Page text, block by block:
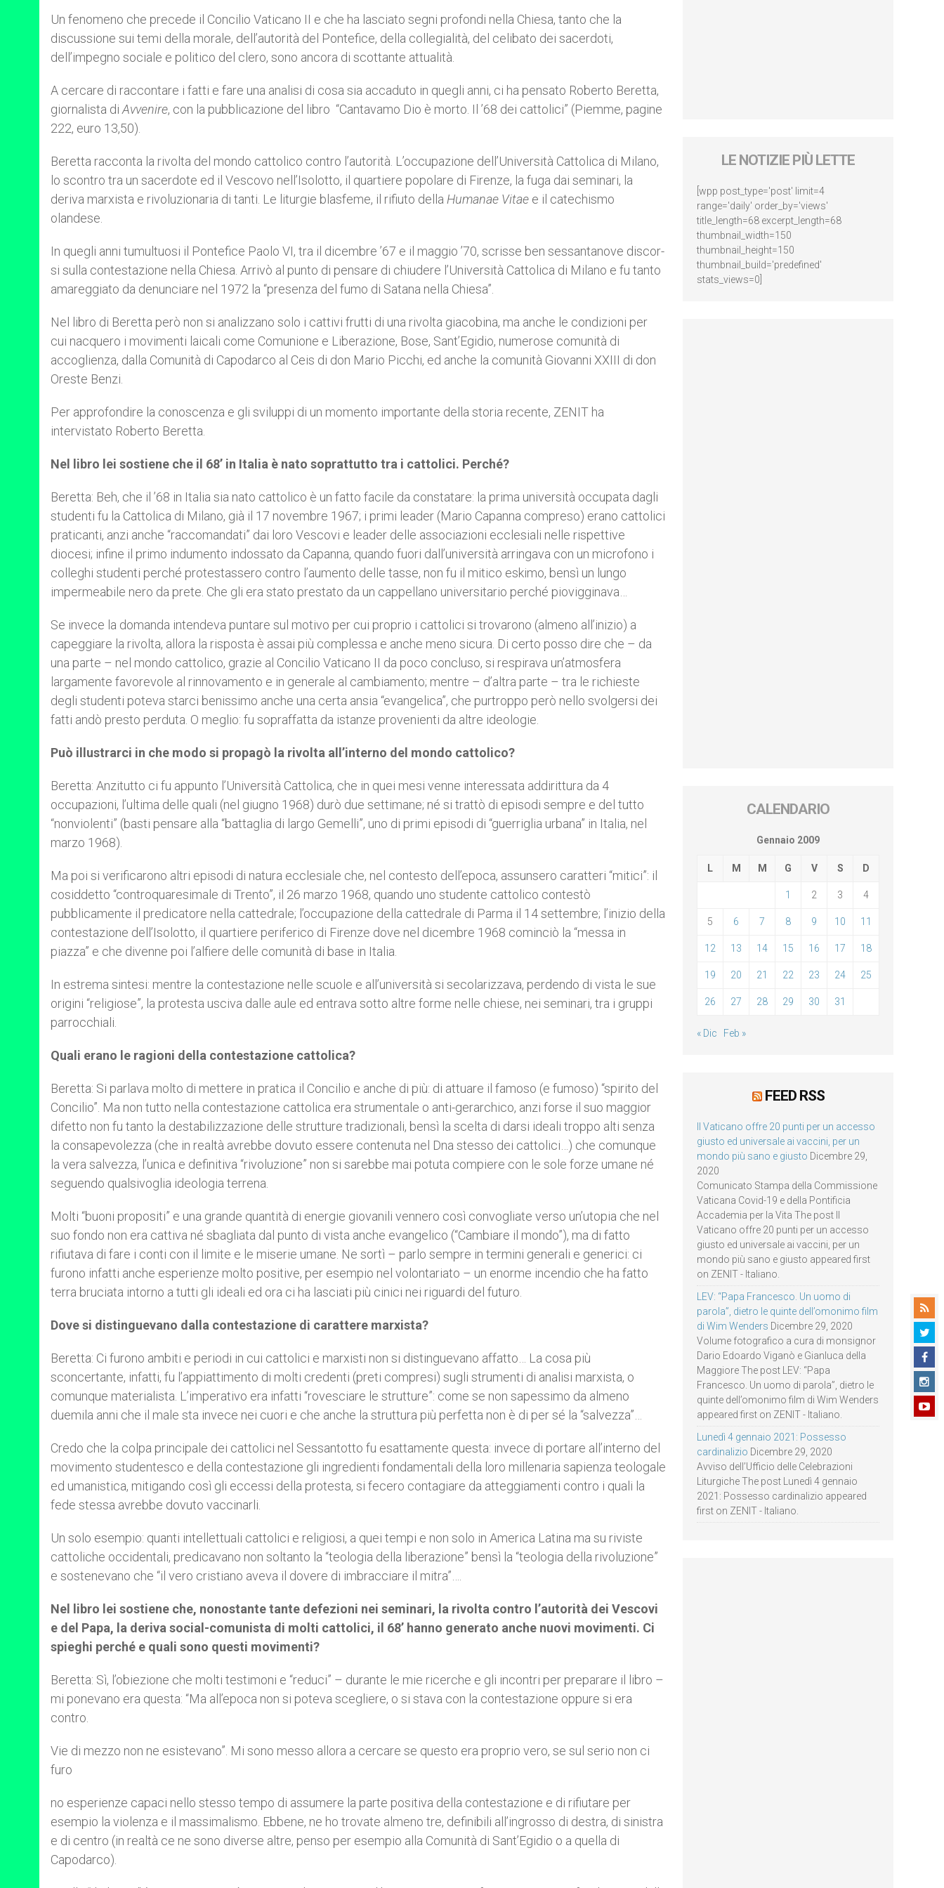
Un fenomeno che precede il Concilio Vaticano II e che ha lasciato segni profondi nella Chiesa, tanto che la
discussione sui temi della morale, dell’autorità del Pontefice, della collegialità, del celibato dei sacerdoti,
dell’impegno sociale e politico del clero, sono ancora di scottante attualità.
A cercare di raccontare i fatti e fare una analisi di cosa sia accaduto in quegli anni, ci ha pensato Roberto Beretta,
giornalista di Avvenire, con la pubblicazione del libro “Cantavamo Dio è morto. Il ’68 dei catto­lici” (Piemme, pagine
222, euro 13,50).
Beretta racconta la rivolta del mondo cattolico contro l’autorità. L’occupazione dell’Università Cattolica di Milano,
lo scontro tra un sacerdote ed il Vescovo nell’Isolotto, il quartiere popolare di Firenze, la fuga dai seminari, la
deriva marxista e rivoluzionaria di tanti. Le liturgie blasfeme, il rifiuto della Humanae Vitae e il catechismo
olandese.
In quegli anni tumultuosi il Pontefice Paolo VI, tra il dicembre ’67 e il maggio ’70, scrisse ben sessantanove discor­
si sulla contestazione nella Chiesa. Arrivò al punto di pensare di chiudere l’Università Cattolica di Milano e fu tanto
amareggiato da denunciare nel 1972 la “presenza del fumo di Satana nella Chiesa”.
Nel libro di Beretta però non si analizzano solo i cattivi frutti di una rivolta giacobina, ma anche le condizioni per
cui nacquero i movimenti laicali come Comunione e Li­berazione, Bose, Sant’Egidio, nu­merose comunità di
accoglienza, dalla Comunità di Capodarco al Ceis di don Mario Picchi, ed anche la comunità Giovanni XXIII di don
Oreste Benzi.
Per approfondire la conoscenza e gli sviluppi di un momento importante della storia recente, ZENIT ha
intervistato Roberto Beretta.
Nel libro lei sostiene che il 68’ in Italia è nato soprattutto tra i cattolici. Perché?
Beretta: Beh, che il ’68 in Italia sia nato cattolico è un fatto facile da constatare: la prima università occupata dagli
studenti fu la Cattolica di Milano, già il 17 novembre 1967; i primi leader (Mario Capanna compreso) erano cattolici
praticanti, anzi anche “raccomandati” dai loro Vescovi e leader delle associazioni ecclesiali nelle rispettive
diocesi; infine il primo indumento indossato da Capanna, quando fuori dall’università arringava con un microfono i
colleghi studenti perché protestassero contro l’aumento delle tasse, non fu il mitico eskimo, bensì un lungo
impermeabile nero da prete. Che gli era stato prestato da un cappellano universitario perché piovigginava…
Se invece la domanda intendeva puntare sul motivo per cui proprio i cattolici si trovarono (almeno all’inizio) a
capeggiare la rivolta, allora la risposta è assai più complessa e anche meno sicura. Di certo posso dire che – da
una parte – nel mondo cattolico, grazie al Concilio Vaticano II da poco concluso, si respirava un’atmosfera
largamente favorevole al rinnovamento e in generale al cambiamento; mentre – d’altra parte – tra le richieste
degli studenti poteva starci benissimo anche una certa ansia “evangelica”, che purtroppo però nello svolgersi dei
fatti andò presto perduta. O meglio: fu sopraffatta da istanze provenienti da altre ideologie.
Può illustrarci in che modo si propagò la rivolta all’interno del mondo cattolico?
Beretta: Anzitutto ci fu appunto l’Università Cattolica, che in quei mesi venne interessata addirittura da 4
occupazioni, l’ultima delle quali (nel giugno 1968) durò due settimane; né si trattò di episodi sempre e del tutto
“nonviolenti” (basti pensare alla “battaglia di largo Gemelli”, uno di primi episodi di “guerriglia urbana” in Italia, nel
marzo 1968).
Ma poi si verificarono altri episodi di natura ecclesiale che, nel contesto dell’epoca, assunsero caratteri “mitici”: il
cosiddetto “controquaresimale di Trento”, il 26 marzo 1968, quando uno studente cattolico contestò
pubblicamente il predicatore nella cattedrale; l’occupazione della cattedrale di Parma il 14 settembre; l’inizio della
contestazione dell’Isolotto, il quartiere periferico di Firenze dove nel dicembre 1968 cominciò la “messa in
piazza” e che divenne poi l’alfiere delle comunità di base in Italia.
In estrema sintesi: mentre la contestazione nelle scuole e all’università si secolarizzava, perdendo di vista le sue
origini “religiose”, la protesta usciva dalle aule ed entrava sotto altre forme nelle chiese, nei seminari, tra i gruppi
parrocchiali.
Quali erano le ragioni della contestazione cattolica?
Beretta: Si parlava molto di mettere in pratica il Concilio e anche di più: di attuare il famoso (e fumoso) “spirito del
Concilio”. Ma non tutto nella contestazione cattolica era strumentale o anti-gerarchico, anzi forse il suo maggior
difetto non fu tanto la destabilizzazione delle strutture tradizionali, bensì la scelta di darsi ideali troppo alti senza
la consapevolezza (che in realtà avrebbe dovuto essere contenuta nel Dna stesso dei cattolici…) che comunque
la vera salvezza, l’unica e definitiva “rivoluzione” non si sarebbe mai potuta compiere con le sole forze umane né
seguendo qualsivoglia ideologia terrena.
Molti “buoni propositi” e una grande quantità di energie giovanili vennero così convogliate verso un’utopia che nel
suo fondo non era cattiva né sbagliata dal punto di vista anche evangelico (“Cambiare il mondo”), ma di fatto
rifiutava di fare i conti con il limite e le miserie umane. Ne sortì – parlo sempre in termini generali e generici: ci
furono infatti anche esperienze molto positive, per esempio nel volontariato – un enorme incendio che ha fatto
terra bruciata intorno a tutti gli ideali ed ora ci ha lasciati più cinici nei riguardi del futuro.
Dove si distinguevano dalla contestazione di carattere marxista?
Beretta: Ci furono ambiti e periodi in cui cattolici e marxisti non si distinguevano affatto… La cosa più
sconcertante, infatti, fu l’appiattimento di molti credenti (preti compresi) sugli strumenti di analisi marxista, o
comunque materialista. L’imperativo era infatti “rovesciare le strutture”: come se non sapessimo da almeno
duemila anni che il male sta invece nei cuori e che anche la struttura più perfetta non è di per sé la “salvezza”…
Credo che la colpa principale dei cattolici nel Sessantotto fu esattamente questa: invece di portare all’interno del
movimento studentesco e della contestazione gli ingredienti fondamentali della loro millenaria sapienza teologale
ed umanistica, mitigando così gli eccessi della protesta, si fecero contagiare da atteggiamenti contro i quali la
fede stessa avrebbe dovuto vaccinarli.
Un solo esempio: quanti intellettuali cattolici e religiosi, a quei tempi e non solo in America Latina ma su riviste
cattoliche occidentali, predicavano non soltanto la “teologia della liberazione” bensì la “teologia della rivoluzione”
e sostenevano che “il vero cristiano aveva il dovere di imbracciare il mitra”….
Nel libro lei sostiene che, nonostante tante defezioni nei seminari, la rivolta contro l’autorità dei Vescovi
e del Papa, la deriva social-comunista di molti cattolici, il 68’ hanno generato anche nuovi movimenti. Ci
spieghi perché e quali sono questi movimenti?
Beretta: Sì, l’obiezione che molti testimoni e “reduci” – durante le mie ricerche e gli incontri per preparare il libro –
mi ponevano era questa: “Ma all’epoca non si poteva scegliere, o si stava con la contestazione oppure si era
contro.
Vie di mezzo non ne esistevano”. Mi sono messo allora a cercare se questo era proprio vero, se sul serio non ci
furo
no esperienze capaci nello stesso tempo di assumere la parte positiva della contestazione e di rifiutare per
esempio la violenza e il massimalismo. Ebbene, ne ho trovate almeno tre, definibili all’ingrosso di destra, di sinistra
e di centro (in realtà ce ne sono diverse altre, penso per esempio alla Comunità di Sant’Egidio o a quella di
Capodarco).
LE NOTIZIE PIÙ LETTE
[wpp post_type='post' limit=4
range='daily' order_by='views'
title_length=68 excerpt_length=68
thumbnail_width=150
thumbnail_height=150
thumbnail_build='predefined'
stats_views=0]
CALENDARIO
Gennaio 2009
L M M G V S D
1 2 3 4
5 6 7 8 9 10 11
12 13 14 15 16 17 18
19 20 21 22 23 24 25
26 27 28 29 30 31
« Dic Feb »
FEED RSS
Il Vaticano offre 20 punti per un accesso
giusto ed universale ai vaccini, per un
mondo più sano e giusto Dicembre 29,
2020
Comunicato Stampa della Commissione
Vaticana Covid-19 e della Pontificia
Accademia per la Vita The post Il
Vaticano offre 20 punti per un accesso
giusto ed universale ai vaccini, per un
mondo più sano e giusto appeared first
on ZENIT - Italiano.
LEV: “Papa Francesco. Un uomo di
parola”, dietro le quinte dell’omonimo film
di Wim Wenders Dicembre 29, 2020
Volume fotografico a cura di monsignor
Dario Edoardo Viganò e Gianluca della
Maggiore The post LEV: “Papa
Francesco. Un uomo di parola”, dietro le
quinte dell’omonimo film di Wim Wenders
appeared first on ZENIT - Italiano.
Lunedì 4 gennaio 2021: Possesso
cardinalizio Dicembre 29, 2020
Avviso dell’Ufficio delle Celebrazioni
Liturgiche The post Lunedì 4 gennaio
2021: Possesso cardinalizio appeared
first on ZENIT - Italiano.